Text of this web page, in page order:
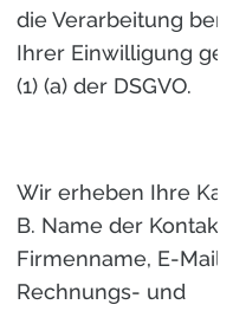
die Verarbeitung
Ihrer Einwilligung
(1) (a) der DSGVO.
Wir erheben Ihre
B. Name der
Firmenname, E-Mail,
Rechnungs- und